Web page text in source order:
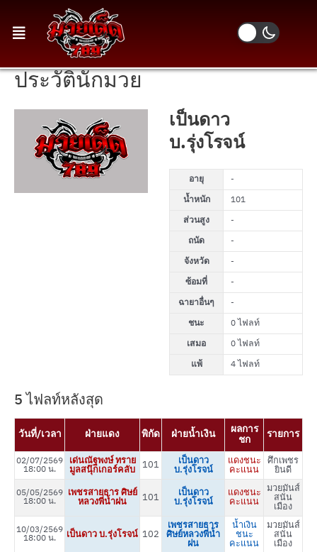
ประวัตินักมวย
เป็นดาว
บ.รุ่งโรจน์
อายุ
-
น้ำหนัก
101
ส่วนสูง
-
ถนัด
-
จังหวัด
-
ซ้อมที่
-
ฉายาอื่นๆ
-
ชนะ
0 ไฟลท์
เสมอ
0 ไฟลท์
แพ้
4 ไฟลท์
5 ไฟลท์หลังสุด
วันที่/เวลา ฝ่ายแดง พิกัด ฝ่ายน้ำเงิน ผลการ
ชก รายการ
02/07/2569
18:00 น.
เด่นณัฐพงษ์ ทราย
มูลสนุ๊กเกอร์คลับ 101 เป็นดาว
บ.รุ่งโรจน์
แดงชนะ
คะแนน
ศึกเพชร
ยินดี
05/05/2569
18:00 น.
เพชรสายธาร ศิษย์
หลวงพี่น้ำฝน 101 เป็นดาว
บ.รุ่งโรจน์
แดงชนะ
คะแนน
มวยมันส์
สนั่น
เมือง
10/03/2569
18:00 น. เป็นดาว บ.รุ่งโรจน์ 102
เพชรสายธาร
ศิษย์หลวงพี่น้ำ
ฝน
น้ำเงิน
ชนะ
คะแนน
มวยมันส์
สนั่น
เมือง